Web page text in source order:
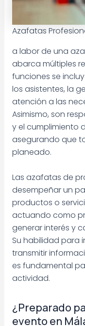
Azafatas
a labor de una
abarca múltiples
funciones se
los asistentes, la
atención a las
Asimismo, son
y el cumplimiento
asegurando que
planeado.
Las azafatas de
desempeñar un
productos o
actuando como
generar interés y
Su habilidad para
transmitir
es fundamental
actividad.
¿Preparado
evento en